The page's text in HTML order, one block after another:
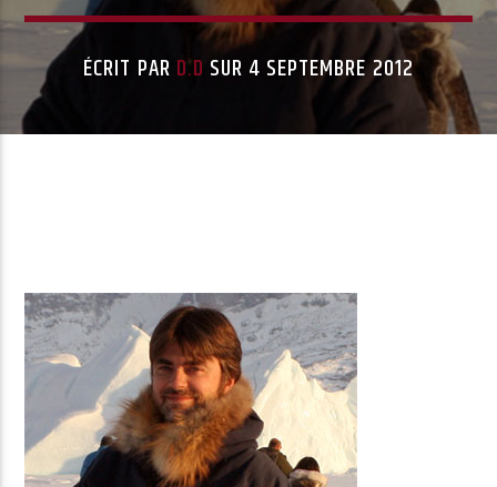
Radio Univers
ÉCRIT PAR D.D SUR 4 SEPTEMBRE 2012